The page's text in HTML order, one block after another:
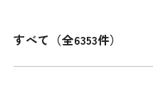
すべて（全6353件）